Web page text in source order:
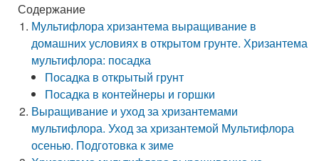
Содержание
Мультифлора хризантема выращивание в
домашних условиях в открытом грунте. Хризантема
мультифлора: посадка
Посадка в открытый грунт
Посадка в контейнеры и горшки
Выращивание и уход за хризантемами
мультифлора. Уход за хризантемой Мультифлора
осенью. Подготовка к зиме